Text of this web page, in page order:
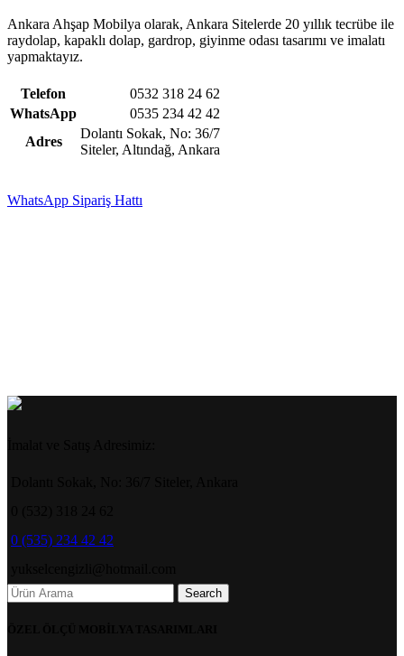
Ankara Ahşap Mobilya olarak, Ankara Sitelerde 20 yıllık tecrübe ile
raydolap, kapaklı dolap, gardrop, giyinme odası tasarımı ve imalatı
yapmaktayız.
Telefon
0532 318 24 62
WhatsApp
0535 234 42 42
Adres
Dolantı Sokak, No: 36/7
Siteler, Altındağ, Ankara
WhatsApp Sipariş Hattı
0 (535) 234 42 42
Search